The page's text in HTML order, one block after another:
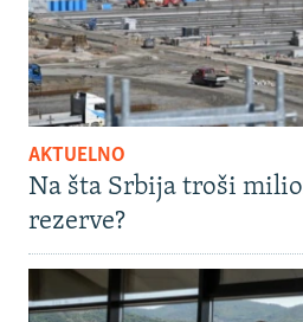
AKTUELNO
Na šta Srbija troši
rezerve?